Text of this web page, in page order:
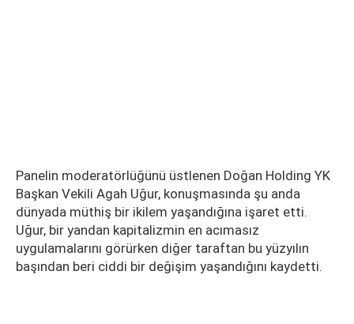
Panelin moderatörlüğünü üstlenen Doğan Holding YK
Başkan Vekili Agah Uğur, konuşmasında şu anda
dünyada müthiş bir ikilem yaşandığına işaret etti.
Uğur, bir yandan kapitalizmin en acımasız
uygulamalarını görürken diğer taraftan bu yüzyılın
başından beri ciddi bir değişim yaşandığını kaydetti.